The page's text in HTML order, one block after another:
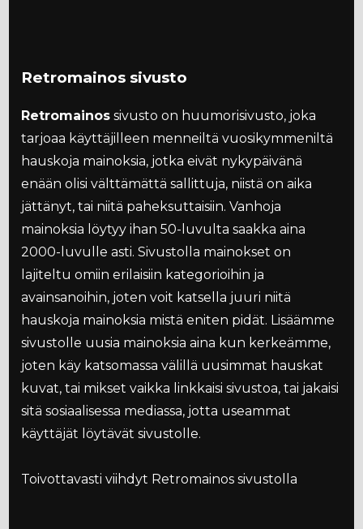
Retromainos sivusto
Retromainos sivusto on huumorisivusto, joka
tarjoaa käyttäjilleen menneiltä vuosikymmeniltä
hauskoja mainoksia, jotka eivät nykypäivänä
enään olisi välttämättä sallittuja, niistä on aika
jättänyt, tai niitä paheksuttaisiin. Vanhoja
mainoksia löytyy ihan 50-luvulta saakka aina
2000-luvulle asti. Sivustolla mainokset on
lajiteltu omiin erilaisiin kategorioihin ja
avainsanoihin, joten voit katsella juuri niitä
hauskoja mainoksia mistä eniten pidät. Lisäämme
sivustolle uusia mainoksia aina kun kerkeämme,
joten käy katsomassa välillä uusimmat hauskat
kuvat, tai mikset vaikka linkkaisi sivustoa, tai jakaisi
sitä sosiaalisessa mediassa, jotta useammat
käyttäjät löytävät sivustolle.
Toivottavasti viihdyt Retromainos sivustolla